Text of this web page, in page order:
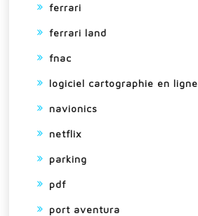
ferrari
ferrari land
fnac
logiciel cartographie en ligne
navionics
netflix
parking
pdf
port aventura